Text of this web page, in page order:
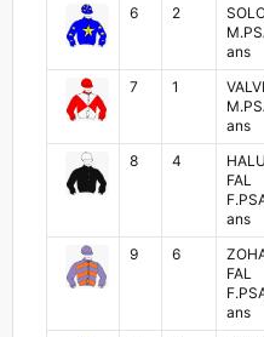
6 2
ans
7 1
ans
8 4
FAL
ans
9 6
FAL
ans